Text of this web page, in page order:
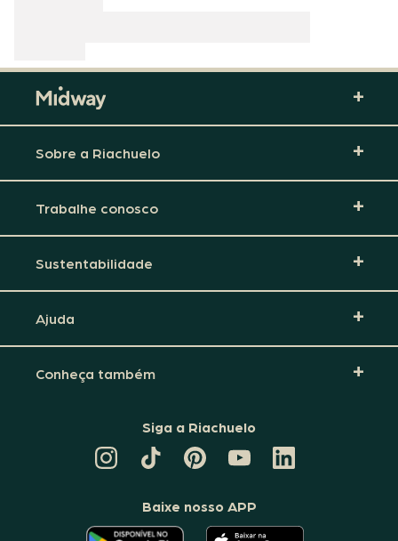
Sobre a Riachuelo
Trabalhe conosco
Sustentabilidade
Ajuda
Conheça também
Siga a Riachuelo
TIKTOK
DA
PINTEREST
DA
CANAL
DA
RIACHUELO
LINKEDIN
DA
Baixe nosso APP
O O